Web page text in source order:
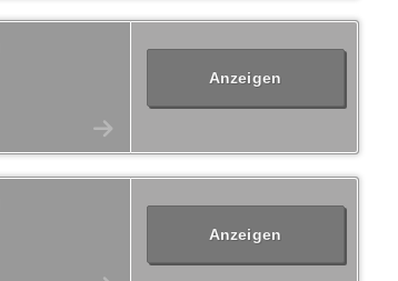
Anzeigen
Anzeigen